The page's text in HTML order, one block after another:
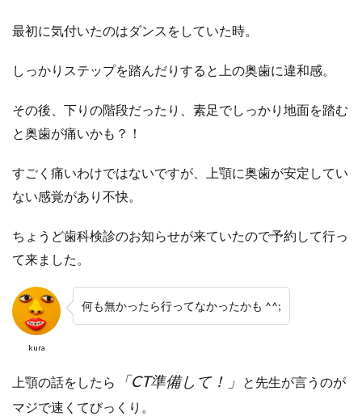
最初に気付いたのはダンスをしていた時。
しっかりステップを踏んだりすると上の奥歯に違和感。
その後、下りの階段だったり、素足でしっかり地面を踏む
と奥歯が痛いかも？！
すごく痛いわけではないですが、上顎に奥歯が安定してい
ない感覚があり不快。
ちょうど歯科検診のお知らせが来ていたので予約して行っ
て来ました。
kura
何も無かったら行ってなかったかも ^^;
上顎の話をしたら 「CT準備して！」 と先生が言うのが
マジで速くてびっくり。